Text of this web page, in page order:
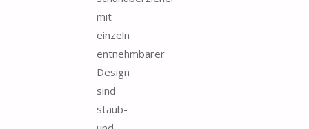
mit
einzeln
entnehmbarer
Design
sind
staub-